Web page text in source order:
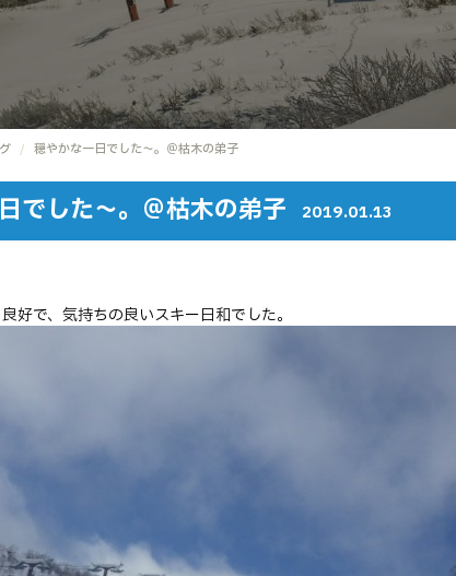
穏やかな一日でした～。＠枯木の弟子
でした～。＠枯木の弟子 2019.01.13
好で、気持ちの良いスキー日和でした。